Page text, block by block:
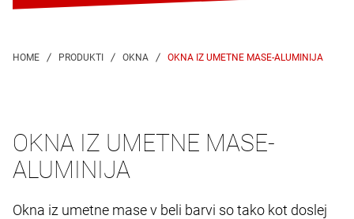
OKNA IZ UMETNE MASE-ALUMINIJA
OKNA IZ UMETNE MASE-
ALUMINIJA
Okna iz umetne mase v beli barvi so tako kot doslej